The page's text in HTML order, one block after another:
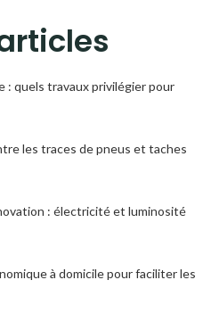
quels travaux privilégier pour
les traces de pneus et taches
: électricité et luminosité
à domicile pour faciliter les